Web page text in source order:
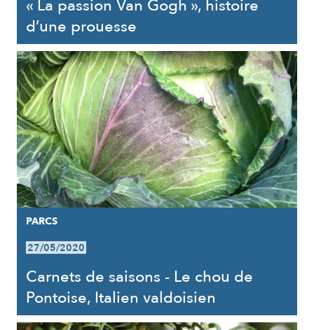
« La passion Van Gogh », histoire
d’une prouesse
PARCS
27/05/2020
Carnets de saisons - Le chou de
Pontoise, Italien valdoisien